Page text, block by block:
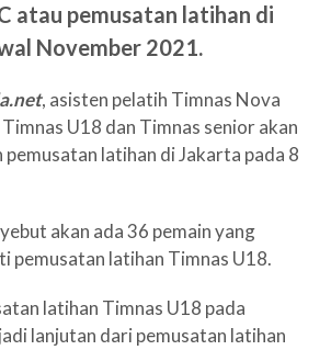
atau pemusatan latihan di
November 2021.
, asisten pelatih Timnas Nova
U18 dan Timnas senior akan
pemusatan latihan di Jakarta pada 8
akan ada 36 pemain yang
pemusatan latihan Timnas U18.
latihan Timnas U18 pada
lanjutan dari pemusatan latihan